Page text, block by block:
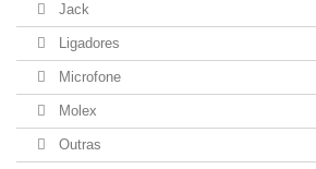
Jack
Ligadores
Microfone
Molex
Outras